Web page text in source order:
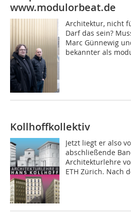
www.modulorbeat.de
Architektur, nicht
Darf das sein?
Marc Günnewig
bekannter als
Kollhoffkollektiv
Jetzt liegt er also
abschließende
Architekturlehre
ETH Zürich. Nach